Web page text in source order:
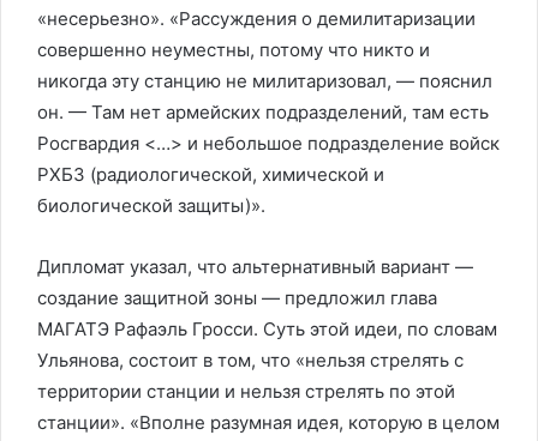
«несерьезно». «Рассуждения о демилитаризации
совершенно неуместны, потому что никто и
никогда эту станцию не милитаризовал, — пояснил
он. — Там нет армейских подразделений, там есть
Росгвардия <…> и небольшое подразделение войск
РХБЗ (радиологической, химической и
биологической защиты)».
Дипломат указал, что альтернативный вариант —
создание защитной зоны — предложил глава
МАГАТЭ Рафаэль Гросси. Суть этой идеи, по словам
Ульянова, состоит в том, что «нельзя стрелять с
территории станции и нельзя стрелять по этой
станции». «Вполне разумная идея, которую в целом